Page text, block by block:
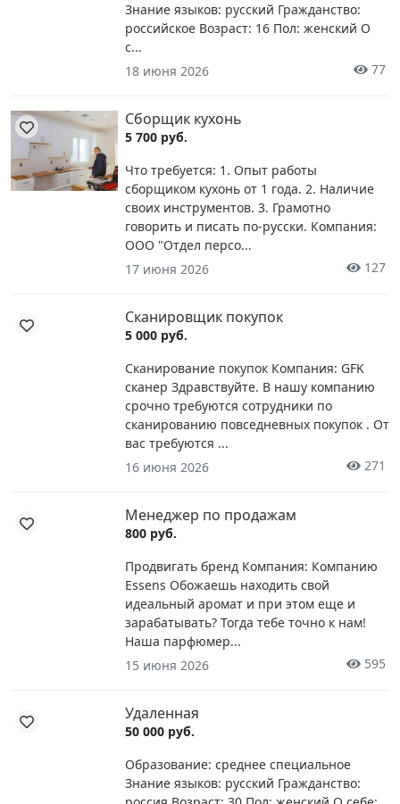
Знание языков: русский Гражданство:
российское Возраст: 16 Пол: женский О
с...
18 июня 2026
77
Сборщик кухонь
5 700 руб.
Что требуется: 1. Опыт работы
сборщиком кухонь от 1 года. 2. Наличие
своих инструментов. 3. Грамотно
говорить и писать по-русски. Компания:
ООО "Отдел персо...
17 июня 2026
127
Сканировщик покупок
5 000 руб.
Сканирование покупок Компания: GFK
сканер Здравствуйте. В нашу компанию
срочно требуются сотрудники по
сканированию повседневных покупок . От
вас требуются ...
16 июня 2026
271
Менеджер по продажам
800 руб.
Продвигать бренд Компания: Компанию
Essens Обожаешь находить свой
идеальный аромат и при этом еще и
зарабатывать? Тогда тебе точно к нам!
Наша парфюмер...
15 июня 2026
595
Удаленная
50 000 руб.
Образование: среднее специальное
Знание языков: русский Гражданство: